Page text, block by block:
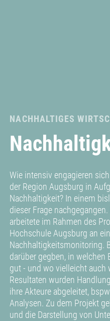
NACHHALTIGES
Wie intensiv engagieren
der Region Augsburg in
Nachhaltigkeit? In einem
dieser Frage
arbeitete im Rahmen des
Hochschule Augsburg an
Nachhaltigkeitsmonitoring.
darüber gegben, in welchen
gut - und wo vielleicht auch
Resultaten wurden
ihre Akteure abgeleitet,
Analysen. Zu dem Projekt
und die Darstellung von